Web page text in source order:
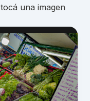
una imagen